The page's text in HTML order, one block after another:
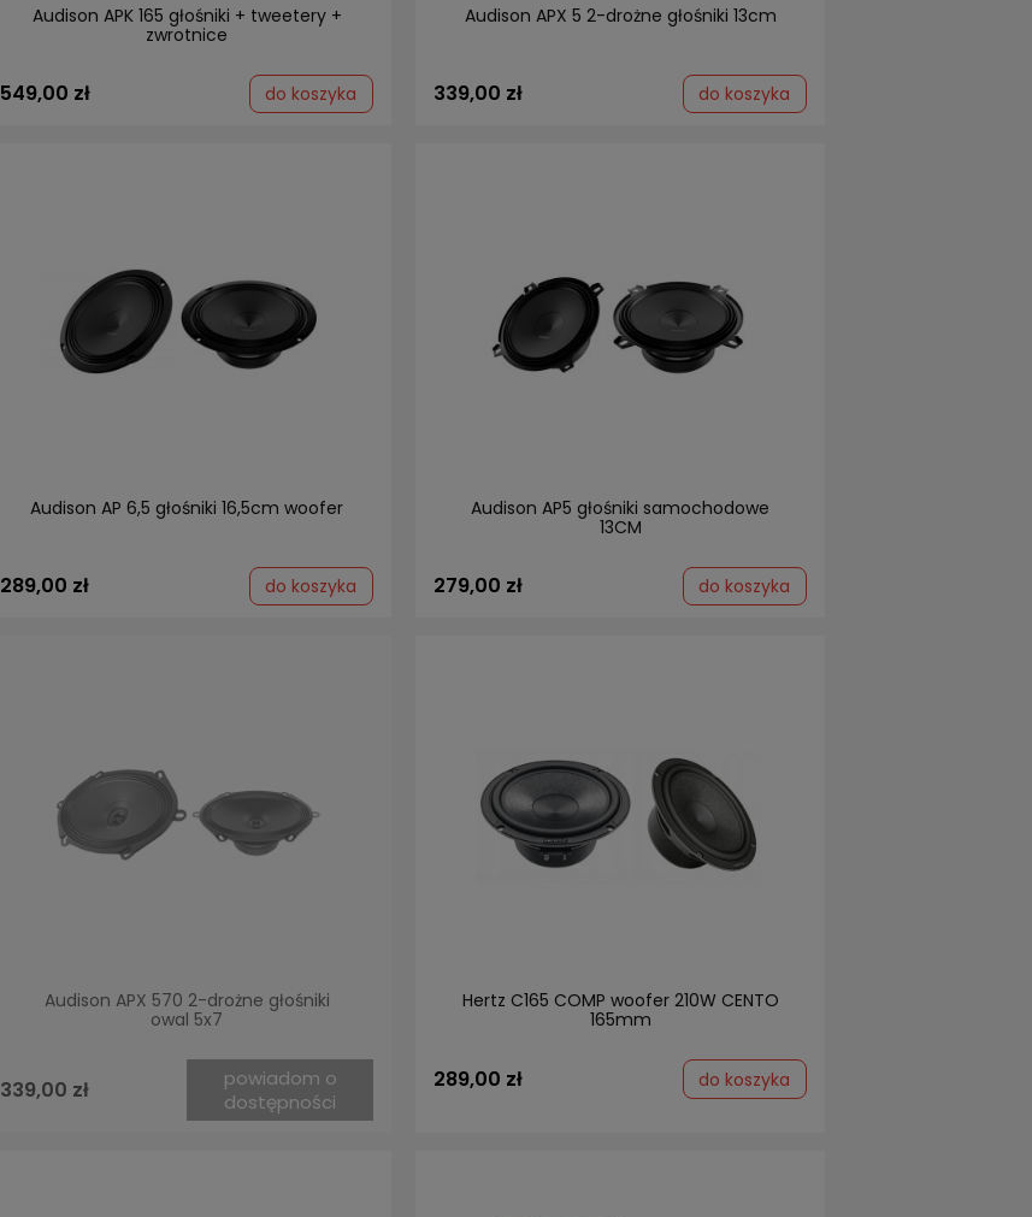
Audison APK 165 głośniki + tweetery +
zwrotnice
549,00 zł do koszyka
Audison APX 5 2-drożne głośniki 13cm
339,00 zł do koszyka
Audison AP 6,5 głośniki 16,5cm woofer
289,00 zł do koszyka
Audison AP5 głośniki samochodowe
13CM
279,00 zł do koszyka
Audison APX 570 2-drożne głośniki
owal 5x7
339,00 zł
powiadom o
dostępności
Hertz C165 COMP woofer 210W CENTO
165mm
289,00 zł do koszyka